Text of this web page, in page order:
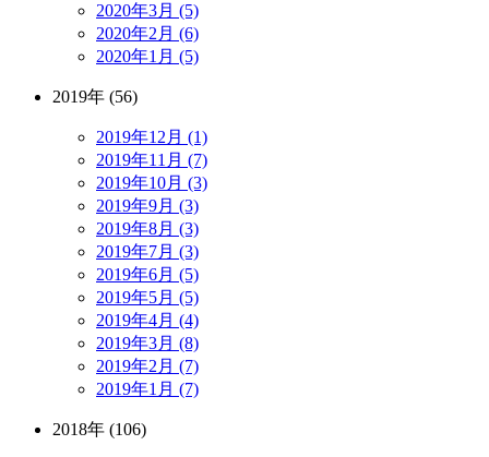
2020年3月 (5)
2020年2月 (6)
2020年1月 (5)
2019年 (56)
2019年12月 (1)
2019年11月 (7)
2019年10月 (3)
2019年9月 (3)
2019年8月 (3)
2019年7月 (3)
2019年6月 (5)
2019年5月 (5)
2019年4月 (4)
2019年3月 (8)
2019年2月 (7)
2019年1月 (7)
2018年 (106)